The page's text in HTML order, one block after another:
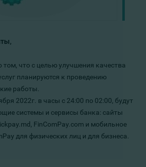
что с целью улучшения качества
планируются к проведению
работы.
2022г. в часы с 24:00 по 02:00, будут
системы и сервисы банка: cайты
FinComPay.com и мобильное
для физических лиц и для бизнеса.